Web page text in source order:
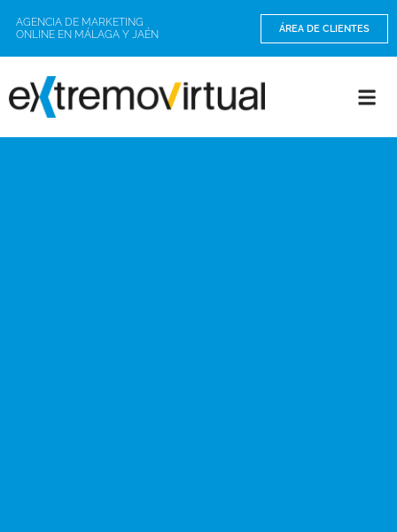
AGENCIA DE MARKETING
ONLINE EN MÁLAGA Y JAÉN
ÁREA DE CLIENTES